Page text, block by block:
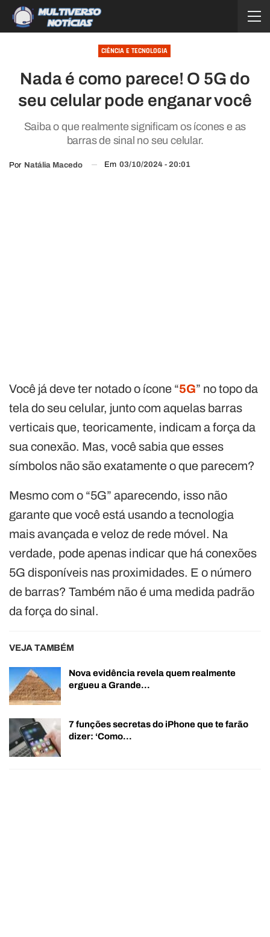
CIÊNCIA E TECNOLOGIA
Nada é como parece! O 5G do
seu celular pode enganar você
Saiba o que realmente significam os ícones e as
barras de sinal no seu celular.
Por Natália Macedo Em 03/10/2024 - 20:01
Você já deve ter notado o ícone “5G” no topo da
tela do seu celular, junto com aquelas barras
verticais que, teoricamente, indicam a força da
sua conexão. Mas, você sabia que esses
símbolos não são exatamente o que parecem?
Mesmo com o “5G” aparecendo, isso não
garante que você está usando a tecnologia
mais avançada e veloz de rede móvel. Na
verdade, pode apenas indicar que há conexões
5G disponíveis nas proximidades. E o número
de barras? Também não é uma medida padrão
da força do sinal.
VEJA TAMBÉM
Nova evidência revela quem realmente
ergueu a Grande…
7 funções secretas do iPhone que te farão
dizer: ‘Como…